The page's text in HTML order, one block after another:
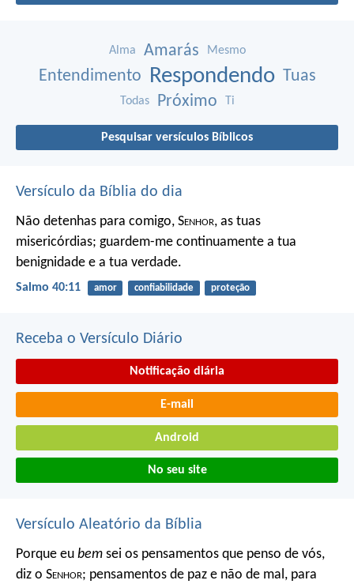
Alma Amarás Mesmo
Entendimento Respondendo Tuas
Todas Próximo Ti
Pesquisar versículos Bíblicos
Versículo da Bíblia do dia
Não detenhas para comigo, Senhor, as tuas
misericórdias; guardem-me continuamente a tua
benignidade e a tua verdade.
Salmo 40:11 amor confiabilidade proteção
Receba o Versículo Diário
Notificação diária
E-mail
Android
No seu site
Versículo Aleatório da Bíblia
Porque eu bem sei os pensamentos que penso de vós,
diz o Senhor; pensamentos de paz e não de mal, para